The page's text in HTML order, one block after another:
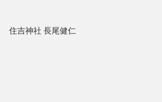
住吉神社 長尾健仁